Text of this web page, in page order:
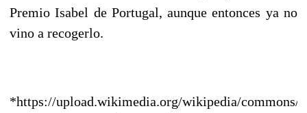
Premio Isabel de Portugal, aunque entonces ya no
vino a recogerlo.
*https://upload.wikimedia.org/wikipedia/commons/